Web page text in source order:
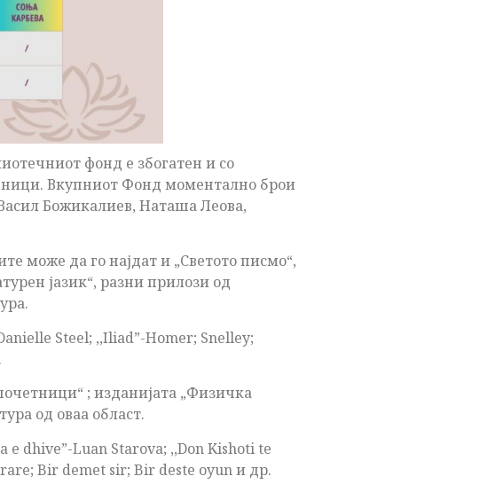
фонд е збогатен и со
Вкупниот Фонд моментално брои
Божикалиев, Наташа Леова,
може да го најдат и „Светото писмо“,
јазик“, разни прилози од
Steel; ,,Iliad”-Homer; Snelley;
; изданијата „Физичка
од оваа област.
dhive”-Luan Starova; ,,Don Kishoti te
Bir demet sir; Bir deste oyun и др.